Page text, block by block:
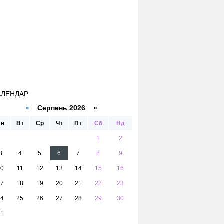
« Серпень 2026 »
Вт Ср Чт Пт Сб Нд
1 2
4 5 6 7 8 9
11 12 13 14 15 16
18 19 20 21 22 23
25 26 27 28 29 30